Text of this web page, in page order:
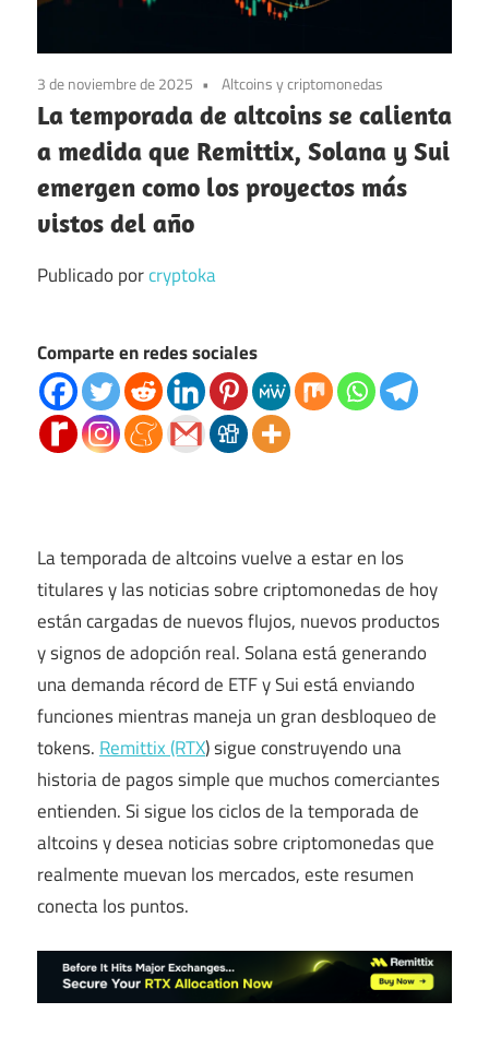
3 de noviembre de 2025 Altcoins y criptomonedas
La temporada de altcoins se calienta
a medida que Remittix, Solana y Sui
emergen como los proyectos más
vistos del año
Publicado porcryptoka
Comparte en redes sociales
La temporada de altcoins vuelve a estar en los
titulares y las noticias sobre criptomonedas de hoy
están cargadas de nuevos flujos, nuevos productos
y signos de adopción real. Solana está generando
una demanda récord de ETF y Sui está enviando
funciones mientras maneja un gran desbloqueo de
tokens. Remittix (RTX) sigue construyendo una
historia de pagos simple que muchos comerciantes
entienden. Si sigue los ciclos de la temporada de
altcoins y desea noticias sobre criptomonedas que
realmente muevan los mercados, este resumen
conecta los puntos.